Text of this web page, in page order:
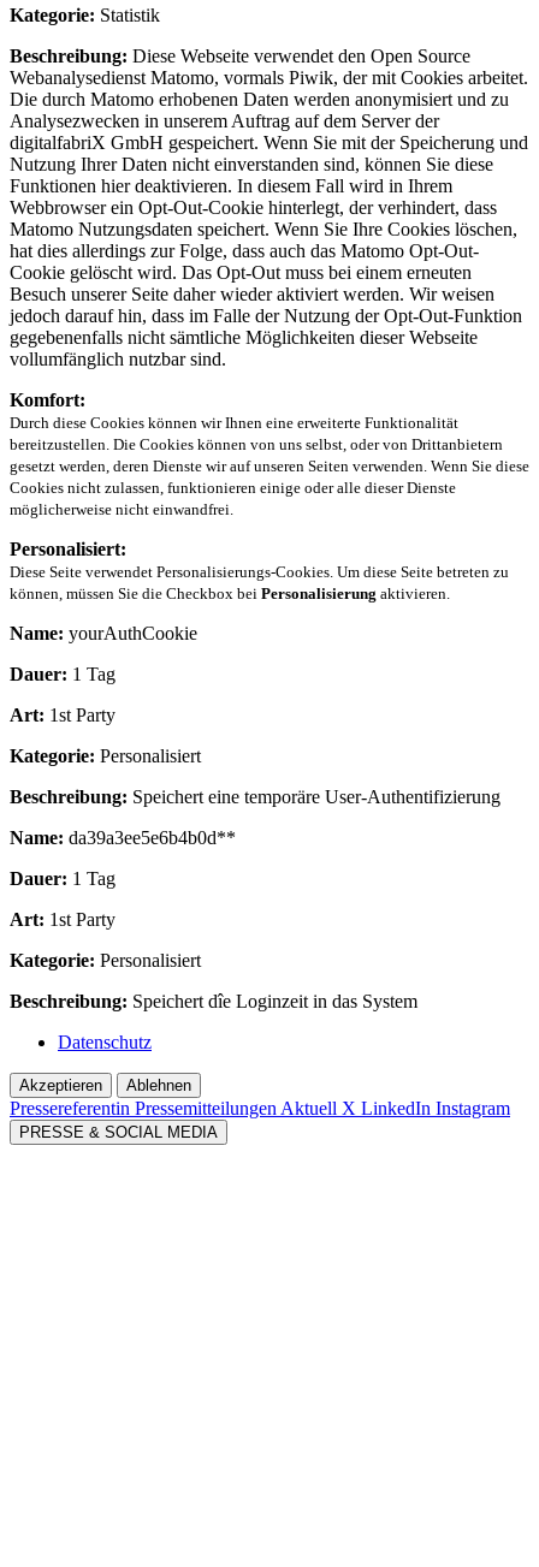
Kategorie: Statistik
Beschreibung: Diese Webseite verwendet den Open Source
Webanalysedienst Matomo, vormals Piwik, der mit Cookies arbeitet.
Die durch Matomo erhobenen Daten werden anonymisiert und zu
Analysezwecken in unserem Auftrag auf dem Server der
digitalfabriX GmbH gespeichert. Wenn Sie mit der Speicherung und
Nutzung Ihrer Daten nicht einverstanden sind, können Sie diese
Funktionen hier deaktivieren. In diesem Fall wird in Ihrem
Webbrowser ein Opt-Out-Cookie hinterlegt, der verhindert, dass
Matomo Nutzungsdaten speichert. Wenn Sie Ihre Cookies löschen,
hat dies allerdings zur Folge, dass auch das Matomo Opt-Out-
Cookie gelöscht wird. Das Opt-Out muss bei einem erneuten
Besuch unserer Seite daher wieder aktiviert werden. Wir weisen
jedoch darauf hin, dass im Falle der Nutzung der Opt-Out-Funktion
gegebenenfalls nicht sämtliche Möglichkeiten dieser Webseite
vollumfänglich nutzbar sind.
Komfort:
Durch diese Cookies können wir Ihnen eine erweiterte Funktionalität
bereitzustellen. Die Cookies können von uns selbst, oder von Drittanbietern
gesetzt werden, deren Dienste wir auf unseren Seiten verwenden. Wenn Sie diese
Cookies nicht zulassen, funktionieren einige oder alle dieser Dienste
möglicherweise nicht einwandfrei.
Personalisiert:
Diese Seite verwendet Personalisierungs-Cookies. Um diese Seite betreten zu
können, müssen Sie die Checkbox bei Personalisierung aktivieren.
Name: yourAuthCookie
Dauer: 1 Tag
Art: 1st Party
Kategorie: Personalisiert
Beschreibung: Speichert eine temporäre User-Authentifizierung
Name: da39a3ee5e6b4b0d**
Dauer: 1 Tag
Art: 1st Party
Kategorie: Personalisiert
Beschreibung: Speichert dîe Loginzeit in das System
Datenschutz
Akzeptieren Ablehnen
Pressereferentin Pressemitteilungen Aktuell X LinkedIn Instagram
PRESSE & SOCIAL MEDIA